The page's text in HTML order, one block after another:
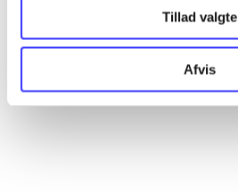
Tillad valgte
Afvis